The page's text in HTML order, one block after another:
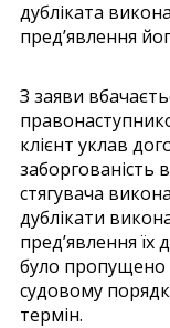
дубліката
пред’явлення
З заяви
клієнт уклав
заборгованість
стягувача
дублікати
пред’явлення
було
судовому
термін.